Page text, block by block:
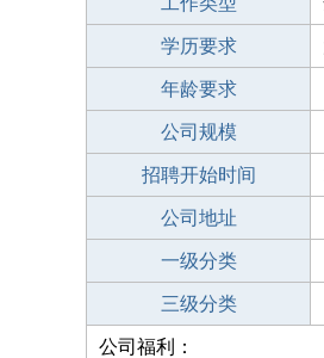
学历要求
年龄要求
公司规模
招聘开始时间
公司地址
一级分类
三级分类
公司福利：